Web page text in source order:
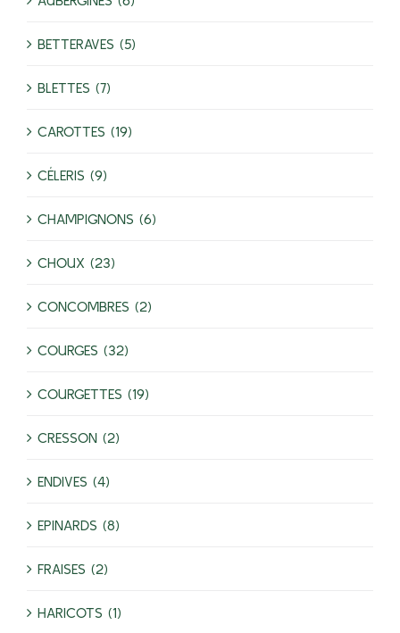
BETTERAVES (5)
BLETTES (7)
CAROTTES (19)
CÉLERIS (9)
CHAMPIGNONS (6)
CHOUX (23)
CONCOMBRES (2)
COURGES (32)
COURGETTES (19)
CRESSON (2)
ENDIVES (4)
EPINARDS (8)
FRAISES (2)
HARICOTS (1)